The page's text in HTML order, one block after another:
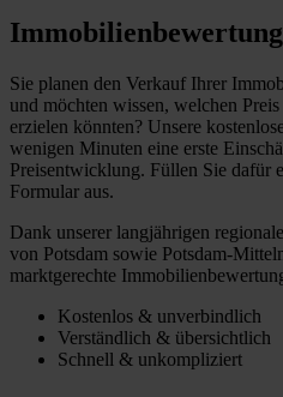
Sie planen den Verkauf Ihrer
und möchten wissen, welchen
erzielen könnten? Unsere
wenigen Minuten eine erste
Preisentwicklung. Füllen Sie dafür
Formular aus.
Dank unserer langjährigen
von Potsdam sowie Potsdam-
marktgerechte
Kostenlos & unverbindlich
Verständlich & übersichtlich
Schnell & unkompliziert